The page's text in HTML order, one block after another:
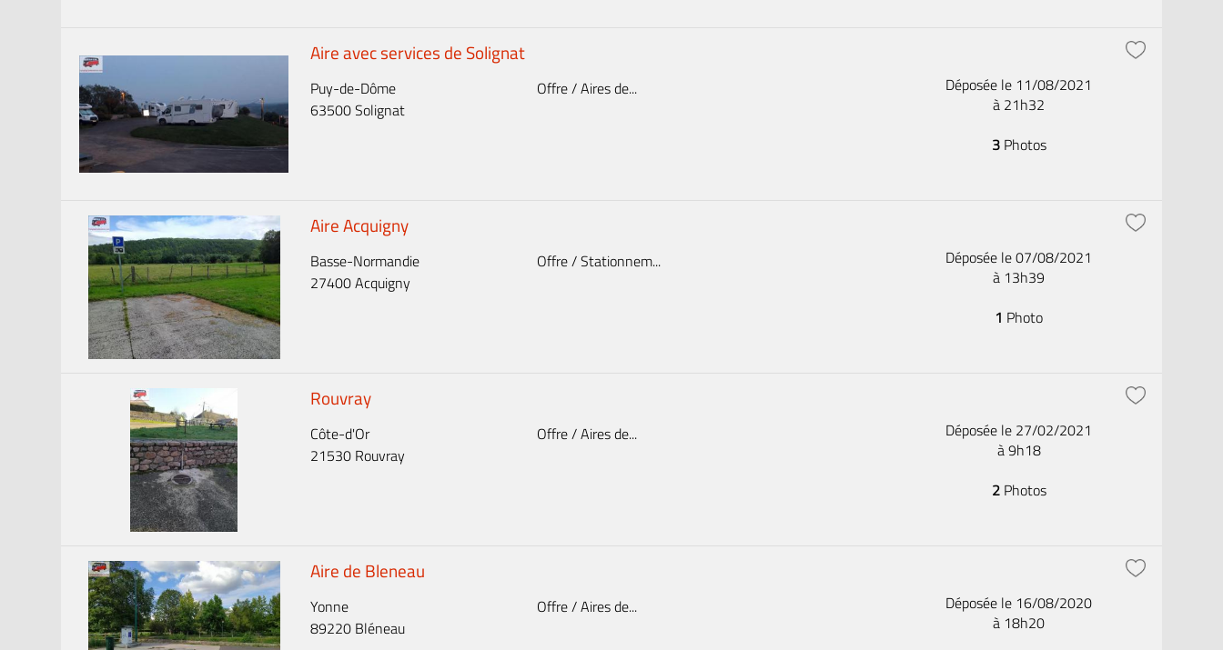
Aire avec services de Solignat
Puy-de-Dôme
63500 Solignat
Offre / Aires de...
Déposée le 11/08/2021
à 21h32
3Photos
Aire Acquigny
Basse-Normandie
27400 Acquigny
Offre / Stationnem...
Déposée le 07/08/2021
à 13h39
1 Photo
Rouvray
Côte-d'Or
21530 Rouvray
Offre / Aires de...
Déposée le 27/02/2021
à 9h18
2Photos
Aire de Bleneau
Yonne
89220 Bléneau
Offre / Aires de...
Déposée le 16/08/2020
à 18h20